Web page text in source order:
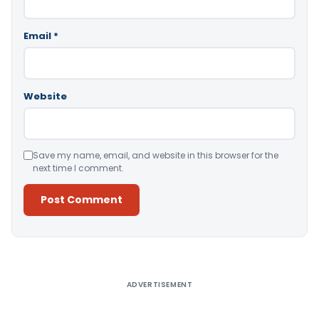
Email *
Website
Save my name, email, and website in this browser for the
next time I comment.
ADVERTISEMENT